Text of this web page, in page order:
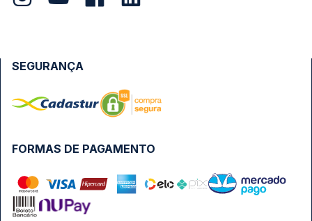
FORMAS DE PAGAMENTO
SEGURANÇA